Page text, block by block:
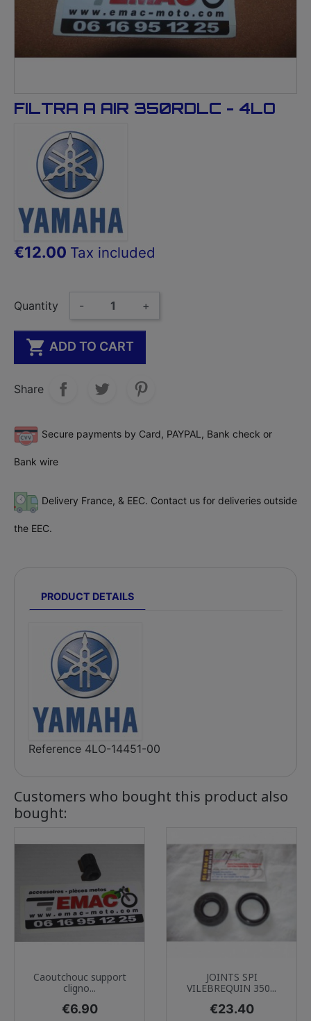
FILTRA A AIR 350RDLC - 4LO
€12.00 Tax included
Quantity - +
 ADD TO CART
Share
Secure payments by Card, PAYPAL, Bank check or
Bank wire
Delivery France, & EEC. Contact us for deliveries outside
the EEC.
PRODUCT DETAILS
Reference 4LO-14451-00
Customers who bought this product also
bought:
Caoutchouc support
cligno...
Price
€6.90
JOINTS SPI
VILEBREQUIN 350...
Price
€23.40